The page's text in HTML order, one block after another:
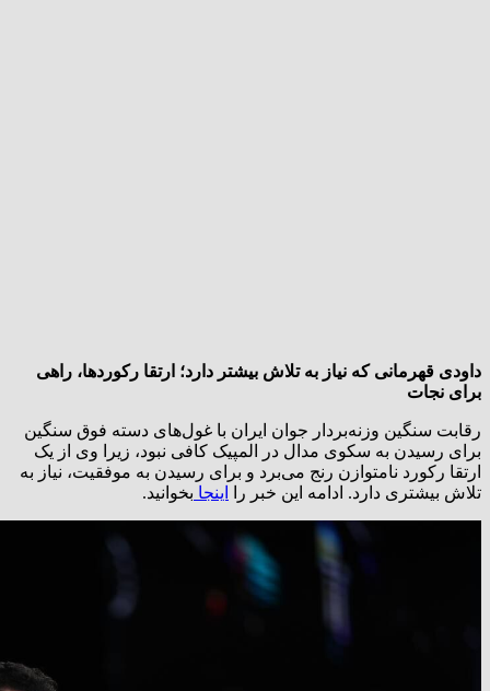
داودی قهرمانی که نیاز به تلاش بیشتر دارد؛ ارتقا رکوردها، راهی
برای نجات
رقابت سنگین وزنه‌بردار جوان ایران با غول‌های دسته فوق سنگین
برای رسیدن به سکوی مدال در المپیک کافی نبود، زیرا وی از یک
ارتقا رکورد نامتوازن رنج می‌برد و برای رسیدن به موفقیت، نیاز به
تلاش بیشتری دارد.‌ ادامه این خبر را
اینجا بخوانید.